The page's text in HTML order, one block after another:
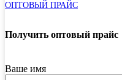
ОПТОВЫЙ ПРАЙС
Получить оптовый прайс
Ваше имя